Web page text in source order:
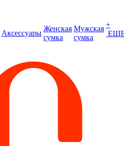
Аксессуары
Женская
сумка
Мужская
сумка
+